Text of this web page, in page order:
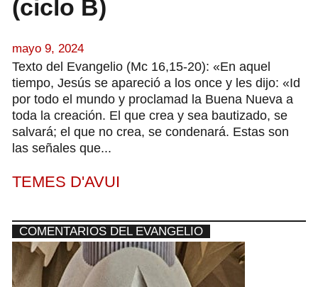
(ciclo B)
mayo 9, 2024
Texto del Evangelio (Mc 16,15-20): «En aquel
tiempo, Jesús se apareció a los once y les dijo: «Id
por todo el mundo y proclamad la Buena Nueva a
toda la creación. El que crea y sea bautizado, se
salvará; el que no crea, se condenará. Estas son
las señales que...
TEMES D'AVUI
COMENTARIOS DEL EVANGELIO